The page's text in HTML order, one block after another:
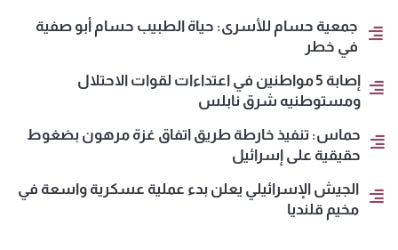
جمعية حسام للأسرى: حياة الطبيب حسام أبو صفية
في خطر
إصابة 5 مواطنين في اعتداءات لقوات الاحتلال
ومستوطنيه شرق نابلس
حماس: تنفيذ خارطة طريق اتفاق غزة مرهون بضغوط
حقيقية على إسرائيل
الجيش الإسرائيلي يعلن بدء عملية عسكرية واسعة في
مخيم قلنديا